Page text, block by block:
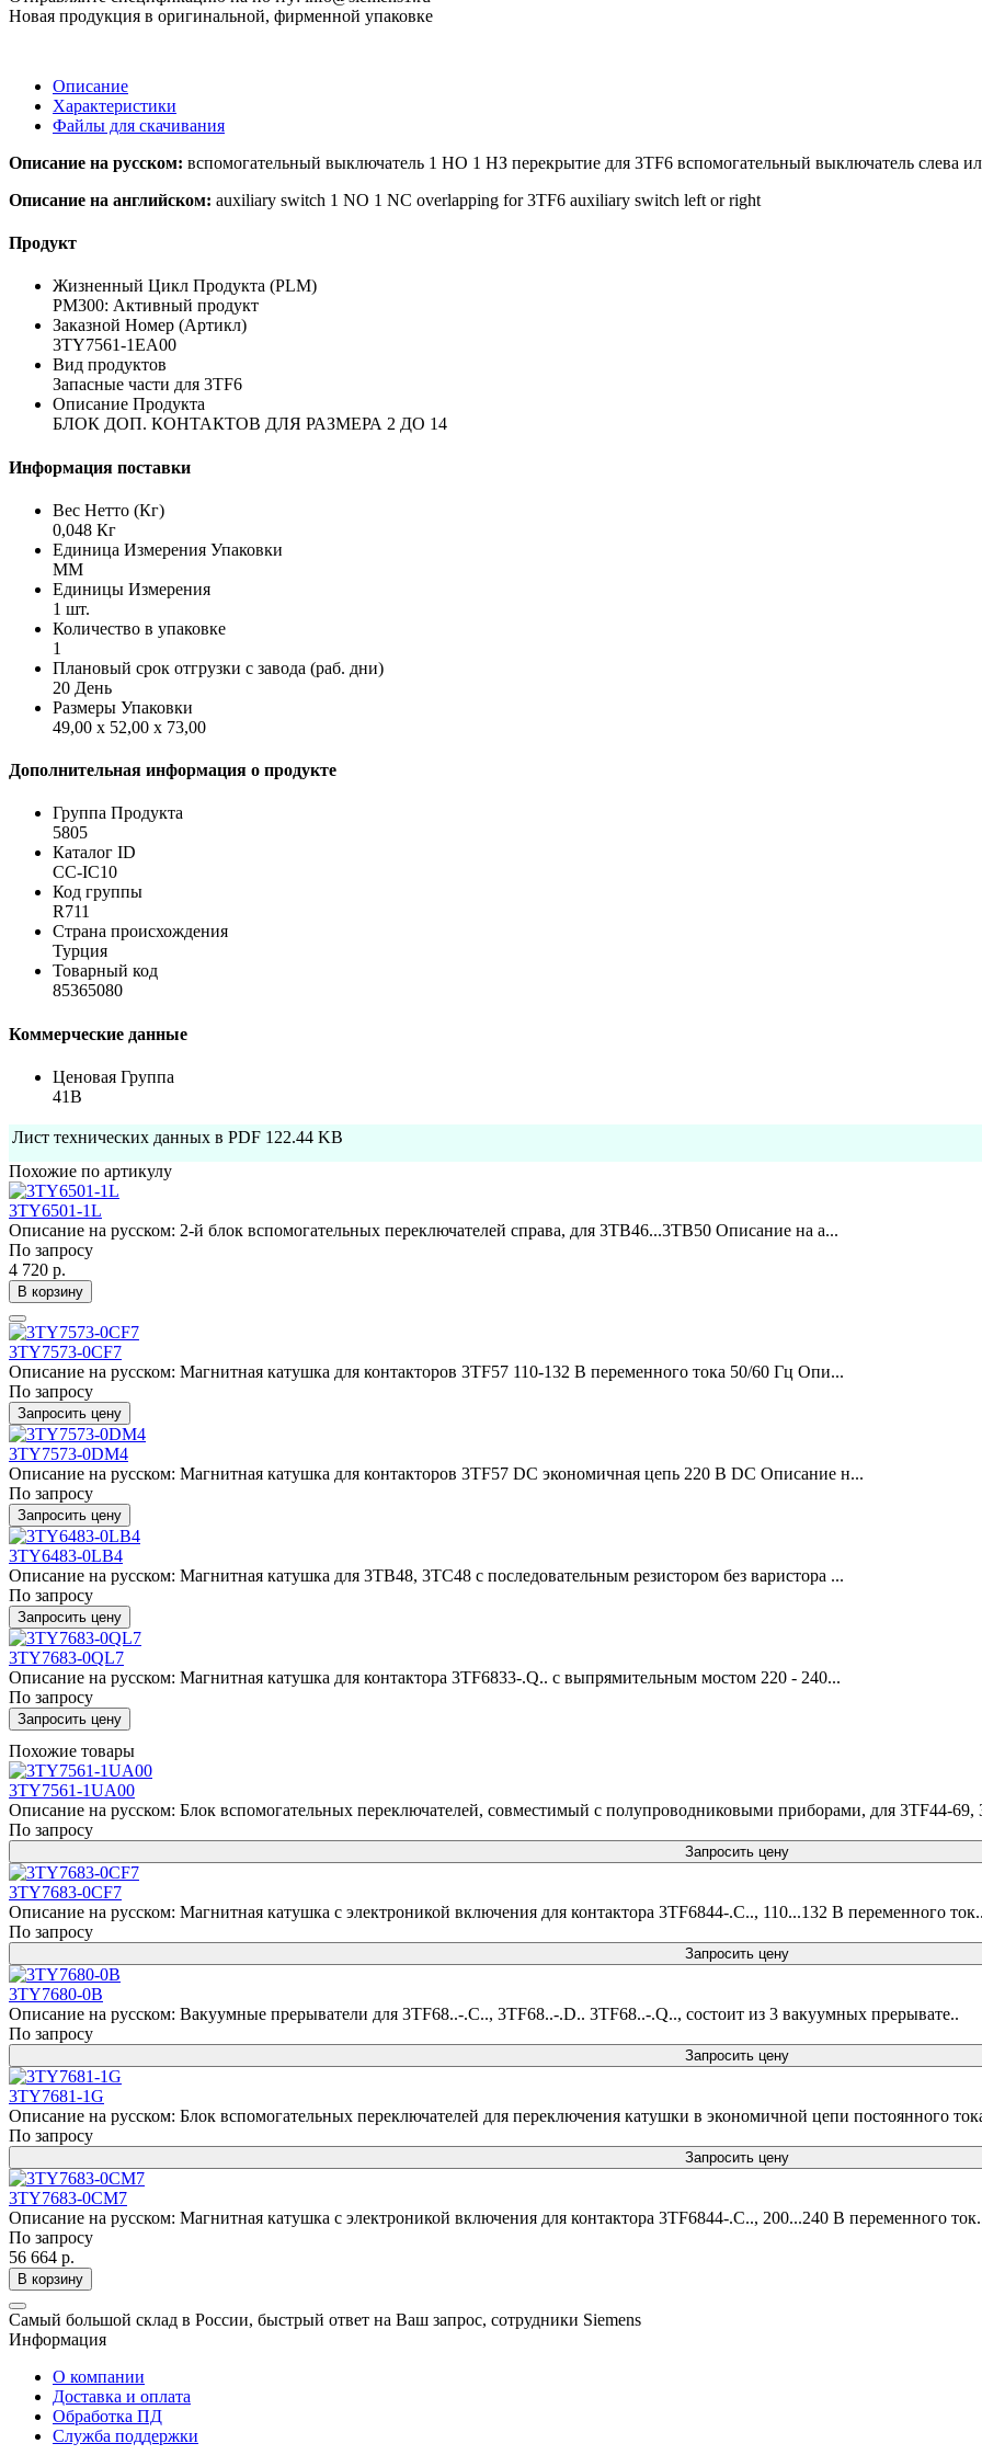
Новая продукция в оригинальной, фирменной упаковке
Описание
Характеристики
Файлы для скачивания
Описание на русском: вспомогательный выключатель 1 НО 1 НЗ перекрытие для 3TF6 вспомогательный выключатель слева
Описание на английском: auxiliary switch 1 NO 1 NC overlapping for 3TF6 auxiliary switch left or right
Продукт
Жизненный Цикл Продукта (PLM)
PM300: Активный продукт
Заказной Номер (Артикл)
3TY7561-1EA00
Вид продуктов
Запасные части для 3TF6
Описание Продукта
БЛОК ДОП. КОНТАКТОВ ДЛЯ РАЗМЕРА 2 ДO 14
Информация поставки
Вес Нетто (Кг)
0,048 Кг
Единица Измерения Упаковки
MM
Единицы Измерения
1 шт.
Количество в упаковке
1
Плановый срок отгрузки с завода (раб. дни)
20 День
Размеры Упаковки
49,00 x 52,00 x 73,00
Дополнительная информация о продукте
Группа Продукта
5805
Каталог ID
CC-IC10
Код группы
R711
Страна происхождения
Турция
Товарный код
85365080
Коммерческие данные
Ценовая Группа
41B
Лист технических данных в PDF 122.44 KB
Похожие по артикулу
3TY6501-1L
Описание на русском: 2-й блок вспомогательных переключателей справа, для 3TB46...3TB50 Описание на а...
По запросу
4 720 р.
В корзину
3TY7573-0CF7
Описание на русском: Магнитная катушка для контакторов 3TF57 110-132 В переменного тока 50/60 Гц Опи...
По запросу
Запросить цену
3TY7573-0DM4
Описание на русском: Магнитная катушка для контакторов 3TF57 DC экономичная цепь 220 В DC Описание н...
По запросу
Запросить цену
3TY6483-0LB4
Описание на русском: Магнитная катушка для 3TB48, 3TC48 с последовательным резистором без варистора ...
По запросу
Запросить цену
3TY7683-0QL7
Описание на русском: Магнитная катушка для контактора 3TF6833-.Q.. с выпрямительным мостом 220 - 240...
По запросу
Запросить цену
Похожие товары
3TY7561-1UA00
Описание на русском: Блок вспомогательных переключателей, совместимый с полупроводниковыми приборами, для 3TF44-69,
По запросу
Запросить цену
3TY7683-0CF7
Описание на русском: Магнитная катушка с электроникой включения для контактора 3TF6844-.C.., 110...132 В переменного ток..
По запросу
Запросить цену
3TY7680-0B
Описание на русском: Вакуумные прерыватели для 3TF68..-.C.., 3TF68..-.D.. 3TF68..-.Q.., состоит из 3 вакуумных прерывате..
По запросу
Запросить цену
3TY7681-1G
Описание на русском: Блок вспомогательных переключателей для переключения катушки в экономичной цепи постоянного
По запросу
Запросить цену
3TY7683-0CM7
Описание на русском: Магнитная катушка с электроникой включения для контактора 3TF6844-.C.., 200...240 В переменного
По запросу
56 664 р.
В корзину
Самый большой склад в России, быстрый ответ на Ваш запрос, сотрудники Siemens
Информация
О компании
Доставка и оплата
Обработка ПД
Служба поддержки